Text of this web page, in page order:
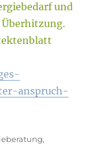
und
anspruch-
,